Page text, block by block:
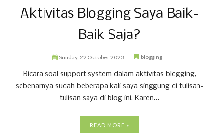
Aktivitas Blogging Saya Baik-
Baik Saja?
Sunday, 22 October 2023 blogging
Bicara soal support system dalam aktivitas blogging,
sebenarnya sudah beberapa kali saya singgung di tulisan-
tulisan saya di blog ini. Karen...
READ MORE »